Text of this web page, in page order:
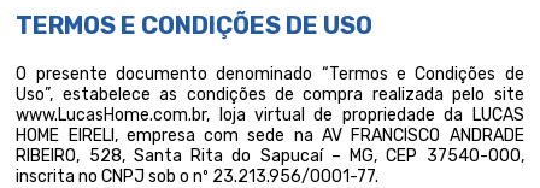
TERMOS E CONDIÇÕES DE USO
O presente documento denominado “Termos e Condições de
Uso”, estabelece as condições de compra realizada pelo site
www.LucasHome.com.br, loja virtual de propriedade da LUCAS
HOME EIRELI, empresa com sede na AV FRANCISCO ANDRADE
RIBEIRO, 528, Santa Rita do Sapucaí – MG, CEP 37540-000,
inscrita no CNPJ sob o nº 23.213.956/0001-77.